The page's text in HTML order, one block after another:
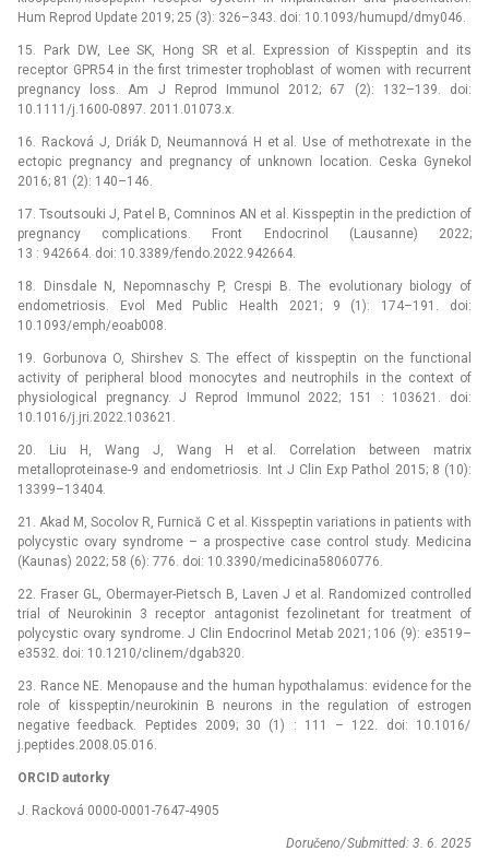
Hum Reprod Update 2019; 25 (3): 326–343. doi: 10.1093/humupd/dmy046.
15. Park DW, Lee SK, Hong SR et al. Expression of Kisspeptin and its
receptor GPR54 in the first trimester trophoblast of women with recurrent
pregnancy loss. Am J Reprod Immunol 2012; 67 (2): 132–139. doi:
10.1111/j.1600-0897. 2011.01073.x.
16. Racková J, Driák D, Neumannová H et al. Use of methotrexate in the
ectopic pregnancy and pregnancy of unknown location. Ceska Gynekol
2016; 81 (2): 140–146.
17. Tsoutsouki J, Patel B, Comninos AN et al. Kisspeptin in the prediction of
pregnancy complications. Front Endocrinol (Lausanne) 2022;
13 : 942664. doi: 10.3389/fendo.2022.942664.
18. Dinsdale N, Nepomnaschy P, Crespi B. The evolutionary biology of
endometriosis. Evol Med Public Health 2021; 9 (1): 174–191. doi:
10.1093/emph/eoab008.
19. Gorbunova O, Shirshev S. The effect of kisspeptin on the functional
activity of peripheral blood monocytes and neutrophils in the context of
physiological pregnancy. J Reprod Immunol 2022; 151 : 103621. doi:
10.1016/j.jri.2022.103621.
20. Liu H, Wang J, Wang H et al. Correlation between matrix
metalloproteinase-9 and endometriosis. Int J Clin Exp Pathol 2015; 8 (10):
13399–13404.
21. Akad M, Socolov R, Furnică C et al. Kisspeptin variations in patients with
polycystic ovary syndrome –⁠ a prospective case control study. Medicina
(Kaunas) 2022; 58 (6): 776. doi: 10.3390/medicina58060776.
22. Fraser GL, Obermayer-Pietsch B, Laven J et al. Randomized controlled
trial of Neurokinin 3 receptor antagonist fezolinetant for treatment of
polycystic ovary syndrome. J Clin Endocrinol Metab 2021; 106 (9): e3519–
e3532. doi: 10.1210/clinem/dgab320.
23. Rance NE. Menopause and the human hypothalamus: evidence for the
role of kisspeptin/neurokinin B neurons in the regulation of estrogen
negative feedback. Peptides 2009; 30 (1) : 111 –⁠ 122. doi: 10.1016/
j.peptides.2008.05.016.
ORCID autorky
J. Racková 0000-0001-7647-4905
Doručeno/Submitted: 3. 6. 2025